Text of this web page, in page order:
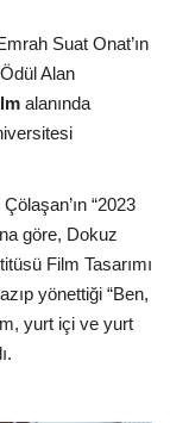
Suat Onat’ın
Alan
alanında
“2023
göre, Dokuz
Film Tasarımı
yönettiği “Ben,
yurt içi ve yurt